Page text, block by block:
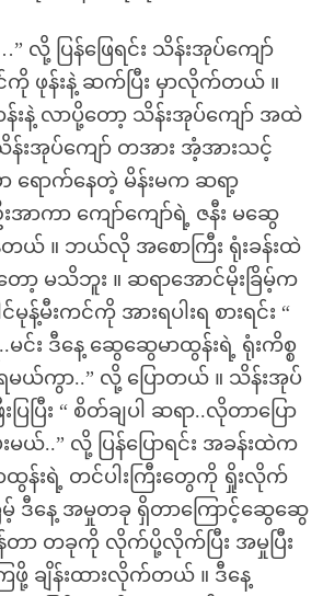
လို့ ပြန်ဖြေရင်း သိန်းအုပ်ကျော်
ဖုန်းနဲ့ ဆက်ပြီး မှာလိုက်တယ် ။
းနဲ့ လာပို့တော့ သိန်းအုပ်ကျော် အထဲ
းအုပ်ကျော် တအား အံ့အားသင့်
ရောက်နေတဲ့ မိန်းမက ဆရာ့
ာကာ ကျော်ကျော်ရဲ့ ဇနီး မဆွေ
တယ် ။ ဘယ်လို အစောကြီး ရုံးခန်းထဲ
ာ့ မသိဘူး ။ ဆရာအောင်မိုးခြိမ့်က
မုန့်မီးကင်ကို အားရပါးရ စားရင်း “
မင်း ဒီနေ့ ဆွေဆွေမာထွန်းရဲ့ ရုံးကိစ္စ
မယ်ကွာ..” လို့ ပြောတယ် ။ သိန်းအုပ်
ြပြီး “ စိတ်ချပါ ဆရာ..လိုတာပြော
းမယ်..” လို့ ပြန်ပြောရင်း အခန်းထဲက
းရဲ့ တင်ပါးကြီးတွေကို ရှိုးလိုက်
မ့် ဒီနေ့ အမှုတခု ရှိတာကြောင့်ဆွေဆွေ
န်တာ တခုကို လိုက်ပို့လိုက်ပြီး အမှုပြီး
ဖို့ ချိန်းထားလိုက်တယ် ။ ဒီနေ့